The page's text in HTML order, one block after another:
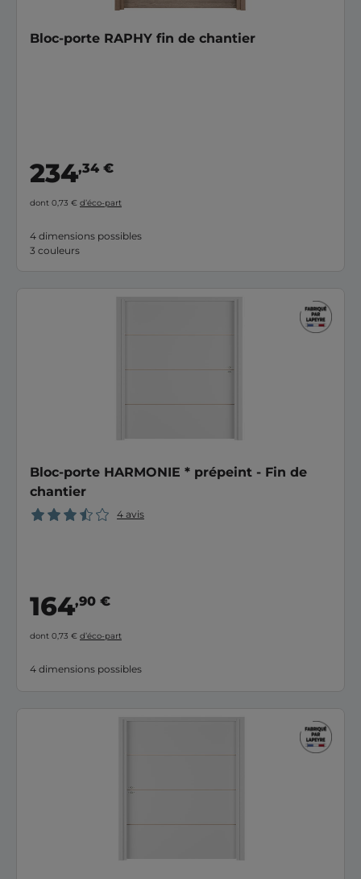
Bloc-porte RAPHY fin de chantier
234,34 €
dont 0,73 € d’éco-part
4 dimensions possibles
3 couleurs
Bloc-porte HARMONIE * prépeint - Fin de
chantier
4 avis
164,90 €
dont 0,73 € d’éco-part
4 dimensions possibles